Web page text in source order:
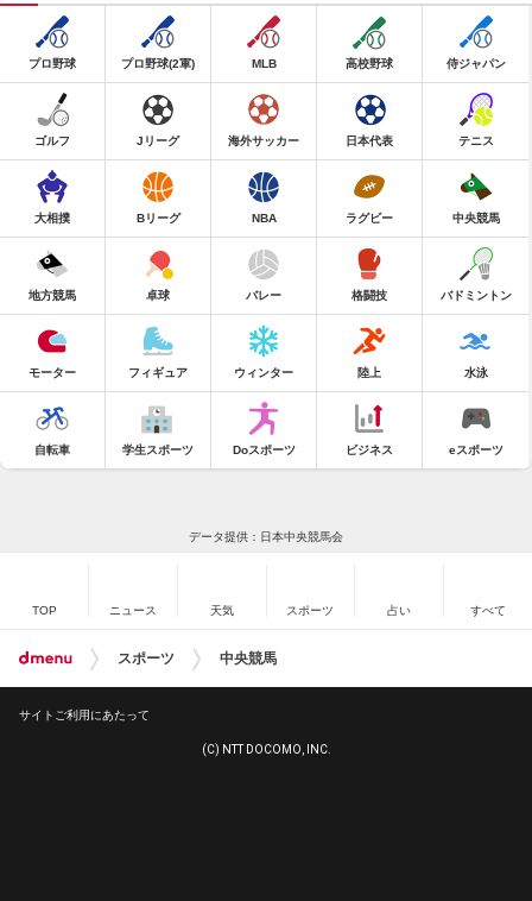
プロ野球 プロ野球(2軍) MLB 高校野球 侍ジャパン
ゴルフ Jリーグ 海外サッカー 日本代表 テニス
大相撲 Bリーグ NBA ラグビー 中央競馬
地方競馬 卓球 バレー 格闘技 バドミントン
モーター フィギュア ウィンター 陸上 水泳
自転車 学生スポーツ Doスポーツ ビジネス eスポーツ
データ提供：日本中央競馬会
TOP ニュース 天気 スポーツ 占い すべて
スポーツ 中央競馬
サイトご利用にあたって
(C) NTT DOCOMO, INC.